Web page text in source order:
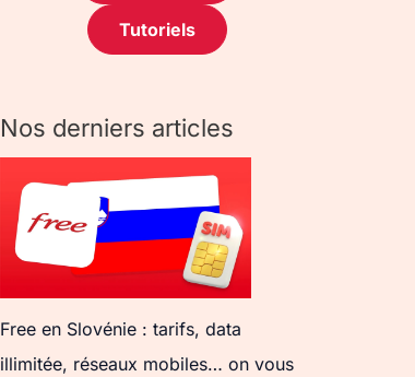
Tutoriels
Nos derniers articles
Free en Slovénie : tarifs, data
illimitée, réseaux mobiles… on vous